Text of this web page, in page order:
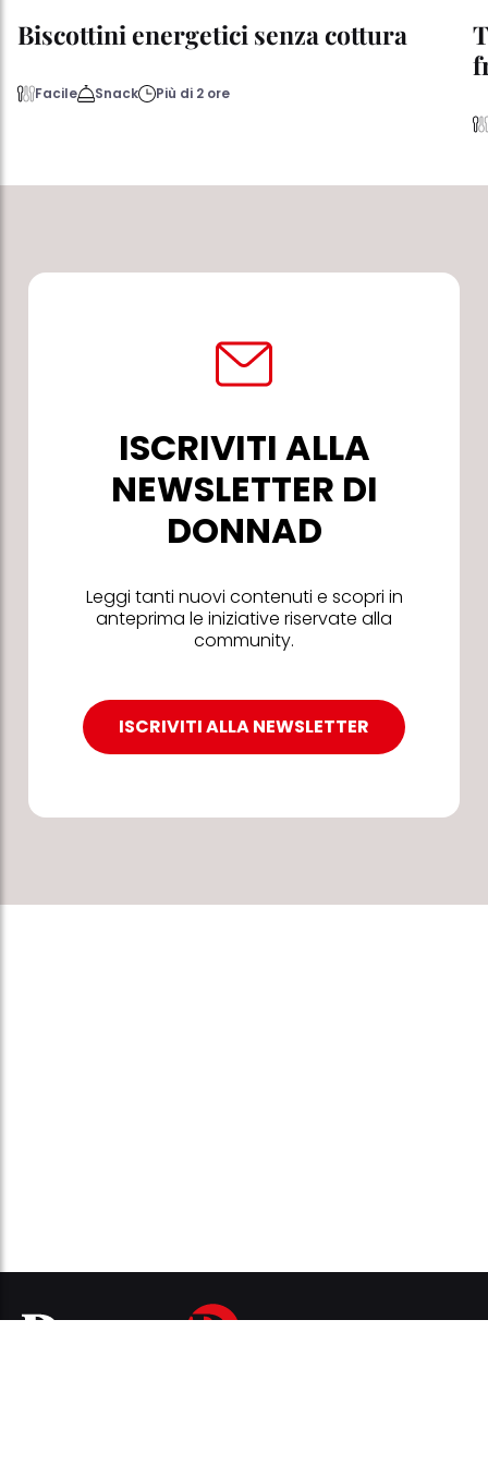
Biscottini energetici senza cottura
Facile Snack Più di 2 ore
ISCRIVITI ALLA
NEWSLETTER DI
DONNAD
Leggi tanti nuovi contenuti e scopri in
anteprima le iniziative riservate alla
community.
ISCRIVITI ALLA NEWSLETTER